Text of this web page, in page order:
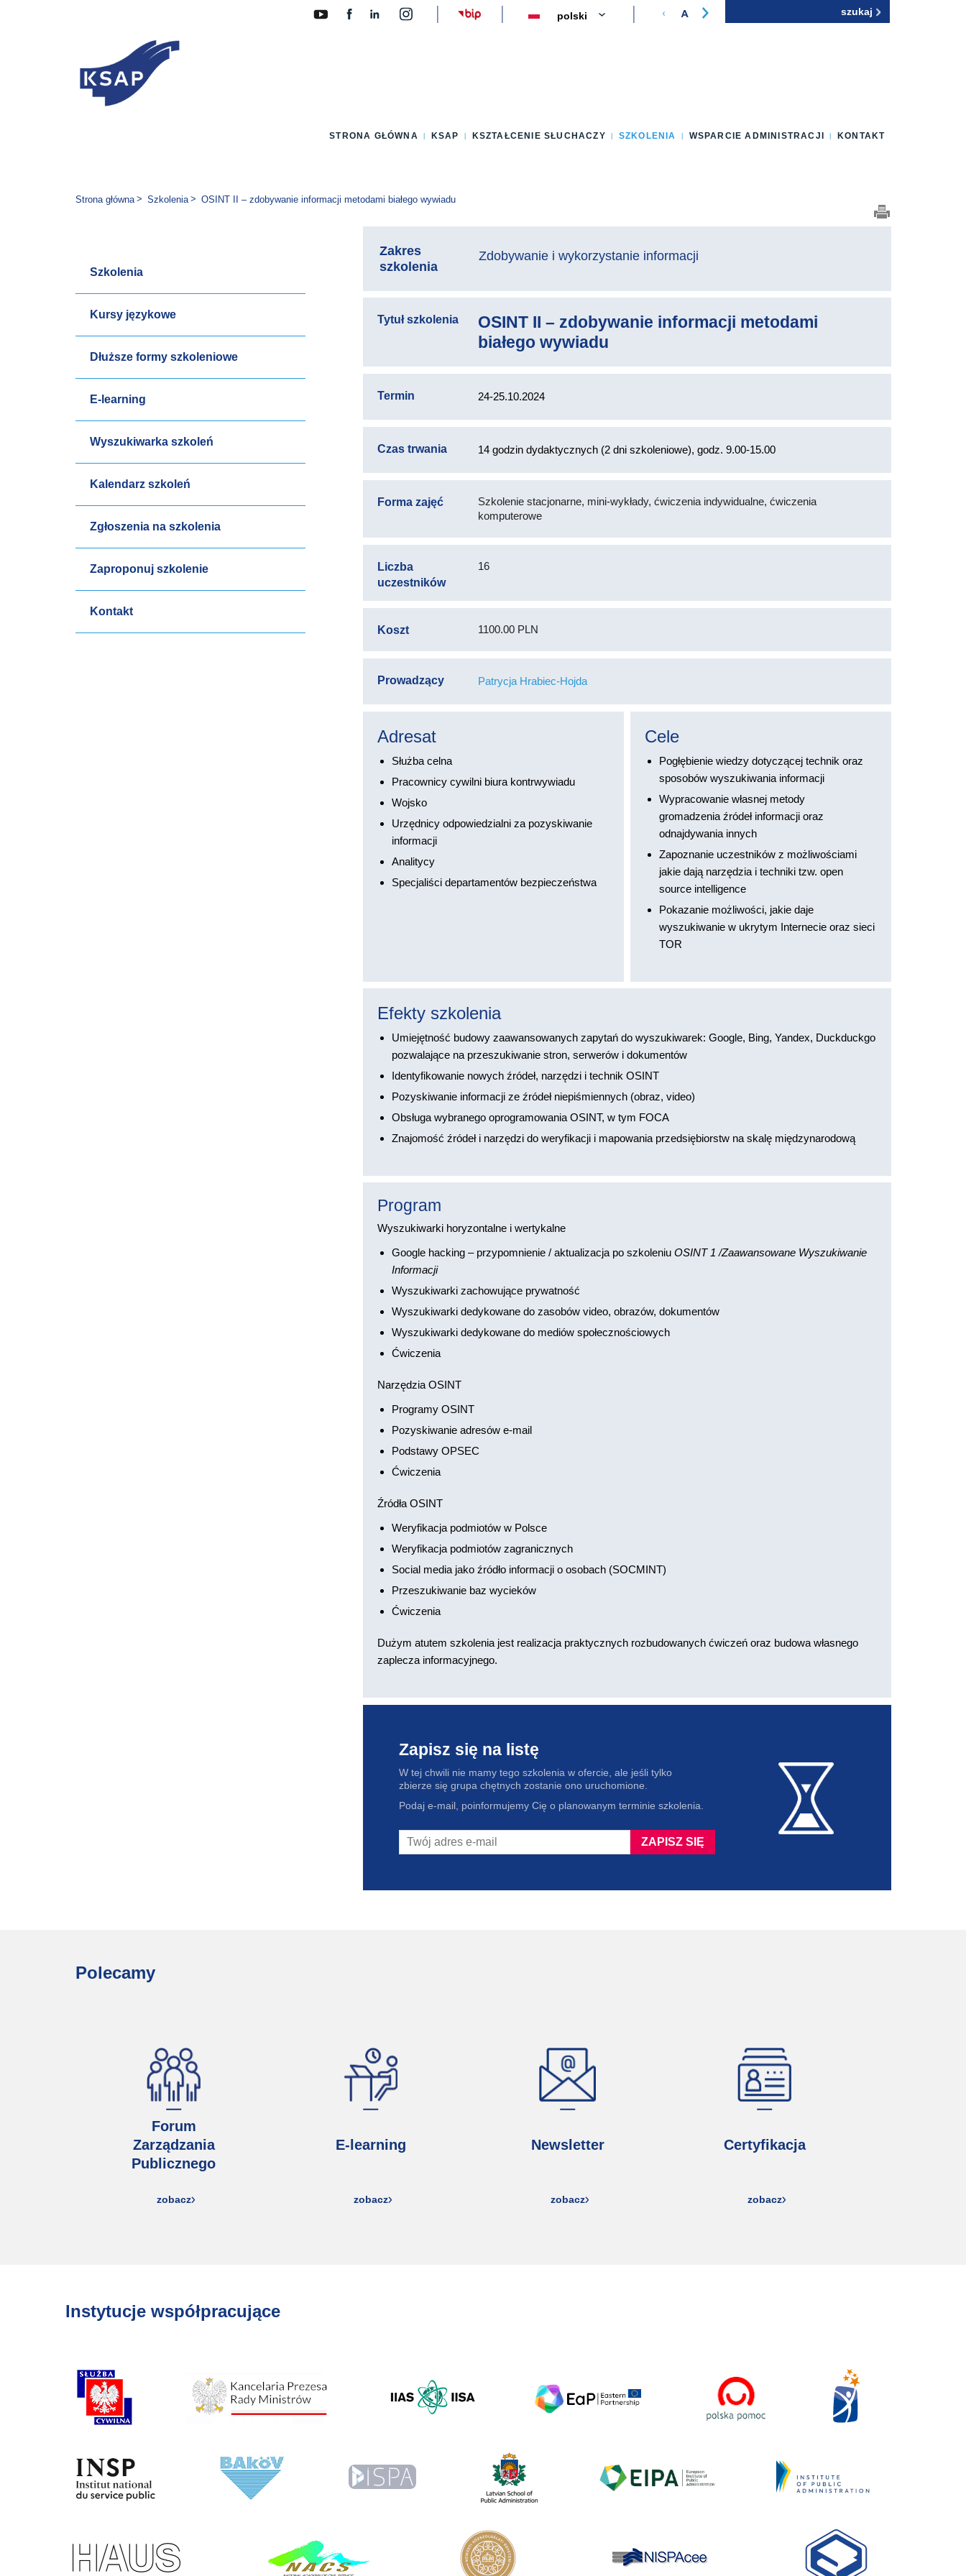
Zmień wersję językową strony
STRONA GŁÓWNA KSAP KSZTAŁCENIE SŁUCHACZY SZKOLENIA WSPARCIE ADMINISTRACJI KONTAKT
Jesteś tutaj:
Strona główna Szkolenia OSINT II – zdobywanie informacji metodami białego wywiadu
Szkolenia
Kursy językowe
Dłuższe formy szkoleniowe
E-learning
Wyszukiwarka szkoleń
Kalendarz szkoleń
Zgłoszenia na szkolenia
Zaproponuj szkolenie
Kontakt
Zakres
szkolenia
Zdobywanie i wykorzystanie informacji
Tytuł szkolenia
OSINT II – zdobywanie informacji metodami
białego wywiadu
Termin 24-25.10.2024
Czas trwania 14 godzin dydaktycznych (2 dni szkoleniowe), godz. 9.00-15.00
Forma zajęć
Szkolenie stacjonarne, mini-wykłady, ćwiczenia indywidualne, ćwiczenia
komputerowe
Liczba
uczestników
16
Koszt 1100.00 PLN
Prowadzący Patrycja Hrabiec-Hojda
Adresat
Służba celna
Pracownicy cywilni biura kontrwywiadu
Wojsko
Urzędnicy odpowiedzialni za pozyskiwanie
informacji
Analitycy
Specjaliści departamentów bezpieczeństwa
Cele
Pogłębienie wiedzy dotyczącej technik oraz
sposobów wyszukiwania informacji
Wypracowanie własnej metody
gromadzenia źródeł informacji oraz
odnajdywania innych
Zapoznanie uczestników z możliwościami
jakie dają narzędzia i techniki tzw. open
source intelligence
Pokazanie możliwości, jakie daje
wyszukiwanie w ukrytym Internecie oraz sieci
TOR
Efekty szkolenia
Umiejętność budowy zaawansowanych zapytań do wyszukiwarek: Google, Bing, Yandex, Duckduckgo
pozwalające na przeszukiwanie stron, serwerów i dokumentów
Identyfikowanie nowych źródeł, narzędzi i technik OSINT
Pozyskiwanie informacji ze źródeł niepiśmiennych (obraz, video)
Obsługa wybranego oprogramowania OSINT, w tym FOCA
Znajomość źródeł i narzędzi do weryfikacji i mapowania przedsiębiorstw na skalę międzynarodową
Program
Wyszukiwarki horyzontalne i wertykalne
Google hacking – przypomnienie / aktualizacja po szkoleniu OSINT 1 /Zaawansowane Wyszukiwanie
Informacji
Wyszukiwarki zachowujące prywatność
Wyszukiwarki dedykowane do zasobów video, obrazów, dokumentów
Wyszukiwarki dedykowane do mediów społecznościowych
Ćwiczenia
Narzędzia OSINT
Programy OSINT
Pozyskiwanie adresów e-mail
Podstawy OPSEC
Ćwiczenia
Źródła OSINT
Weryfikacja podmiotów w Polsce
Weryfikacja podmiotów zagranicznych
Social media jako źródło informacji o osobach (SOCMINT)
Przeszukiwanie baz wycieków
Ćwiczenia
Dużym atutem szkolenia jest realizacja praktycznych rozbudowanych ćwiczeń oraz budowa własnego
zaplecza informacyjnego.
Zapisz się na listę
W tej chwili nie mamy tego szkolenia w ofercie, ale jeśli tylko
zbierze się grupa chętnych zostanie ono uruchomione.
Podaj e-mail, poinformujemy Cię o planowanym terminie szkolenia.
Polecamy
Forum
Zarządzania
Publicznego
zobacz
E-learning
zobacz
Newsletter
zobacz
Certyfikacja
zobacz
Instytucje współpracujące